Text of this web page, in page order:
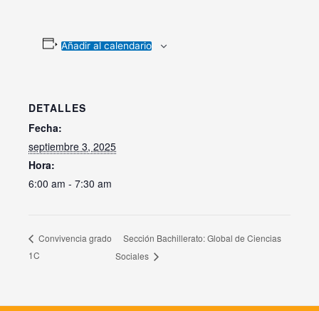
Añadir al calendario
DETALLES
Fecha:
septiembre 3, 2025
Hora:
6:00 am - 7:30 am
Convivencia grado
1C
Sección Bachillerato: Global de Ciencias
Sociales